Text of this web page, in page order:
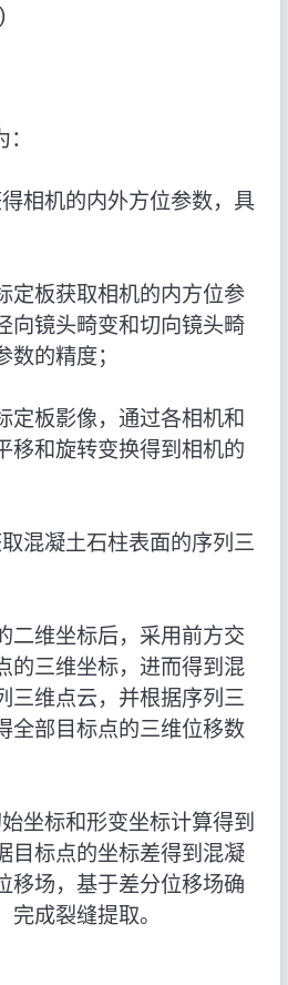
相机的内外方位参数，具
定板获取相机的内方位参
向镜头畸变和切向镜头畸
的精度；
定板影像，通过各相机和
移和旋转变换得到相机的
混凝土石柱表面的序列三
二维坐标后，采用前方交
的三维坐标，进而得到混
三维点云，并根据序列三
全部目标点的三维位移数
坐标和形变坐标计算得到
目标点的坐标差得到混凝
移场，基于差分位移场确
成裂缝提取。